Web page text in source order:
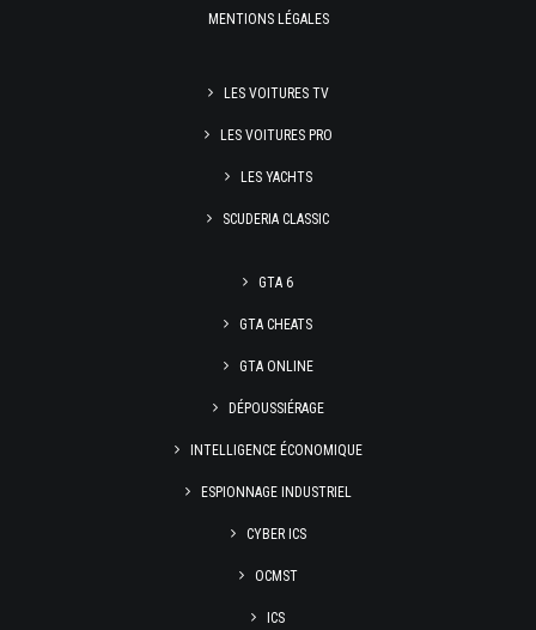
MENTIONS LÉGALES
LES VOITURES TV
LES VOITURES PRO
LES YACHTS
SCUDERIA CLASSIC
GTA 6
GTA CHEATS
GTA ONLINE
DÉPOUSSIÉRAGE
INTELLIGENCE ÉCONOMIQUE
ESPIONNAGE INDUSTRIEL
CYBER ICS
OCMST
ICS